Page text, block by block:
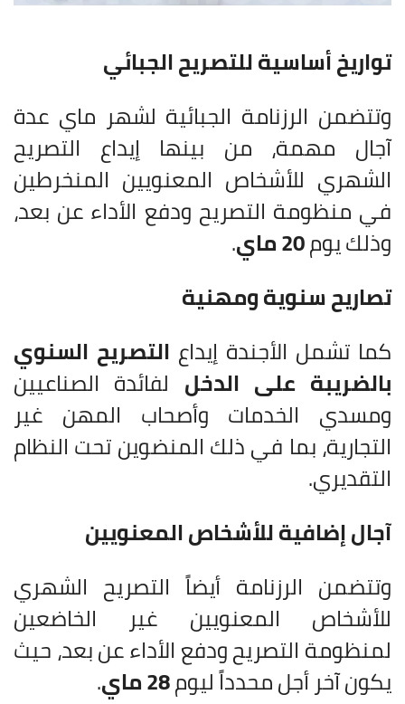
تواريخ أساسية للتصريح الجبائي
وتتضمن الرزنامة الجبائية لشهر ماي عدة
آجال مهمة، من بينها إيداع التصريح
الشهري للأشخاص المعنويين المنخرطين
في منظومة التصريح ودفع الأداء عن بعد،
وذلك يوم20 ماي
.
تصاريح سنوية ومهنية
كما تشمل الأجندة إيداع التصريح السنوي
بالضريبة على الدخل لفائدة الصناعيين
ومسدي الخدمات وأصحاب المهن غير
التجارية، بما في ذلك المنضوين تحت النظام
التقديري.
آجال إضافية للأشخاص المعنويين
وتتضمن الرزنامة أيضاً التصريح الشهري
للأشخاص المعنويين غير الخاضعين
لمنظومة التصريح ودفع الأداء عن بعد، حيث
يكون آخر أجل محدداً ليوم28 ماي
.